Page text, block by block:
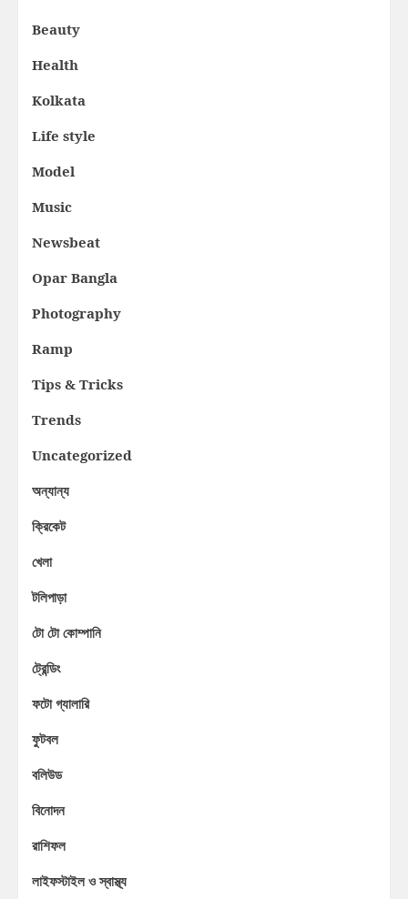
Beauty
Health
Kolkata
Life style
Model
Music
Newsbeat
Opar Bangla
Photography
Ramp
Tips & Tricks
Trends
Uncategorized
অন্যান্য
ক্রিকেট
খেলা
টলিপাড়া
টো টো কোম্পানি
ট্রেন্ডিং
ফটো গ্যালারি
ফুটবল
বলিউড
বিনোদন
রাশিফল
লাইফস্টাইল ও স্বাস্থ্য